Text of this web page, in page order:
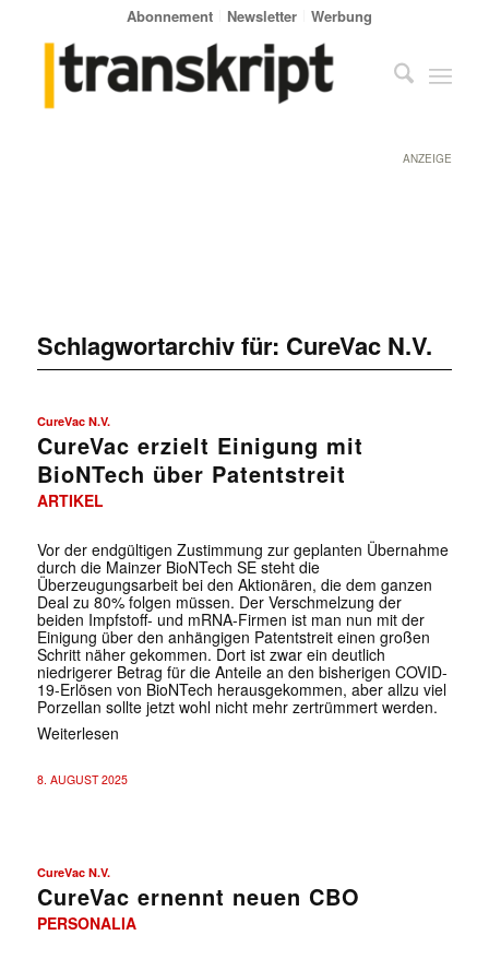
Abonnement Newsletter Werbung
ANZEIGE
Schlagwortarchiv für: CureVac N.V.
CureVac N.V.
CureVac erzielt Einigung mit
BioNTech über Patentstreit
ARTIKEL
Vor der endgültigen Zustimmung zur geplanten Übernahme
durch die Mainzer BioNTech SE steht die
Überzeugungsarbeit bei den Aktionären, die dem ganzen
Deal zu 80% folgen müssen. Der Verschmelzung der
beiden Impfstoff- und mRNA-Firmen ist man nun mit der
Einigung über den anhängigen Patentstreit einen großen
Schritt näher gekommen. Dort ist zwar ein deutlich
niedrigerer Betrag für die Anteile an den bisherigen COVID-
19-Erlösen von BioNTech herausgekommen, aber allzu viel
Porzellan sollte jetzt wohl nicht mehr zertrümmert werden.
Weiterlesen
8. AUGUST 2025
CureVac N.V.
CureVac ernennt neuen CBO
PERSONALIA